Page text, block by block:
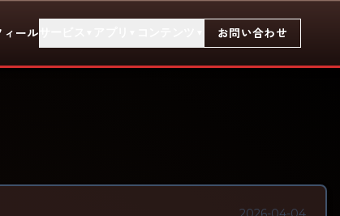
ィール お問い合わせ